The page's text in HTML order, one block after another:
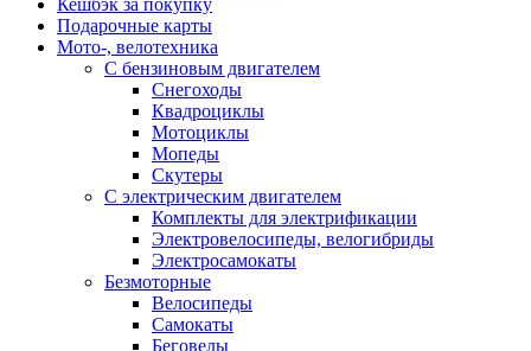
Кешбэк за покупку
Подарочные карты
Мото-, велотехника
С бензиновым двигателем
Снегоходы
Квадроциклы
Мотоциклы
Мопеды
Скутеры
С электрическим двигателем
Комплекты для электрификации
Электровелосипеды, велогибриды
Электросамокаты
Безмоторные
Велосипеды
Самокаты
Беговелы